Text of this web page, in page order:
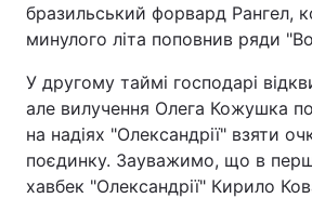
бразильський форвард Рангел,
минулого літа поповнив ряди
У другому таймі господарі
але вилучення Олега Кожушка
на надіях "Олександрії" взяти
поєдинку. Зауважимо, що в
хавбек "Олександрії" Кирило